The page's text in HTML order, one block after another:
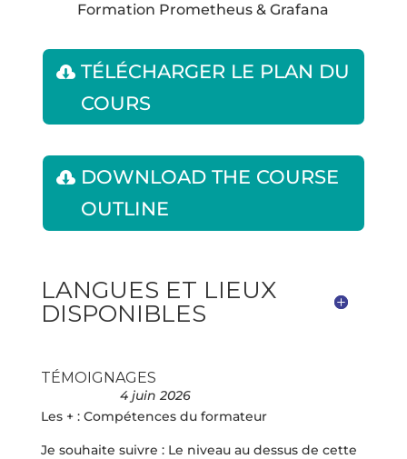
Formation Prometheus & Grafana
TÉLÉCHARGER LE PLAN DU
COURS
DOWNLOAD THE COURSE
OUTLINE
LANGUES ET LIEUX
DISPONIBLES
TÉMOIGNAGES
4 juin 2026
Les + : Compétences du formateur
Je souhaite suivre : Le niveau au dessus de cette